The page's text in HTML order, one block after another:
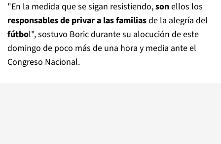
"En la medida que se sigan resistiendo,sonellos los
responsables de privar a las familiasde la alegría del
fútbol", sostuvo Boric durante su alocución de este
domingo de poco más de una hora y media ante el
Congreso Nacional.